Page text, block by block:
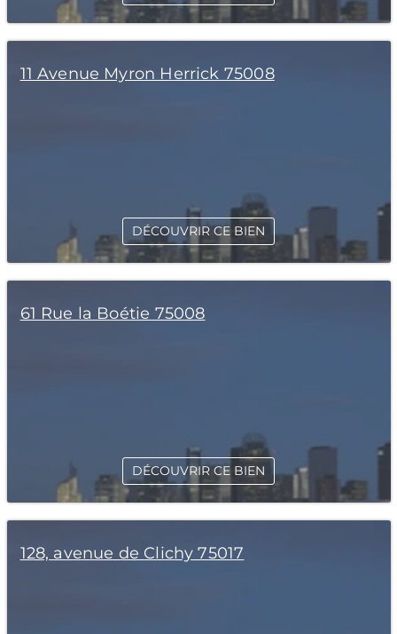
11 Avenue Myron Herrick 75008
DÉCOUVRIR CE BIEN
61 Rue la Boétie 75008
DÉCOUVRIR CE BIEN
128, avenue de Clichy 75017